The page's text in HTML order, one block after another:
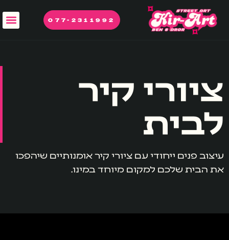
077-2311992
ציורי קיר
לבית
עיצוב פנים ייחודי עם ציורי קיר אומנותיים שיהפכו
את הבית שלכם למקום מיוחד במינו.